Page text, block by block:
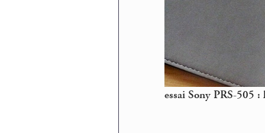
essai Sony PRS-505